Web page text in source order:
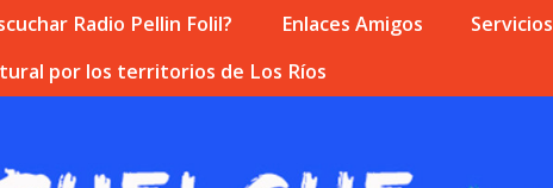
Radio Pellin Folil? Enlaces Amigos Servicios
por los territorios de Los Ríos